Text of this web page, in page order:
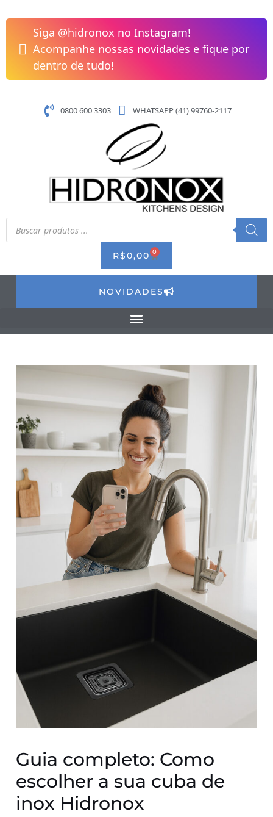
para
conteúdo
Siga @hidronox no Instagram!
Acompanhe nossas novidades e fique por
dentro de tudo!
0800 600 3303 WHATSAPP (41) 99760-2117
Pesquisar
produtos
R$0,00 0 CART
NOVIDADES
Guia completo: Como
escolher a sua cuba de
inox Hidronox